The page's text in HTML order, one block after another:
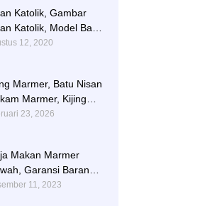
Katolik, Gambar
Katolik, Model Batu
Kristen Terbaru
12, 2020
Marmer, Batu Nisan
Marmer, Kijing
Marmer Kaligrafi
23, 2026
Makan Marmer
Garansi Barang
Sampai Tempat
11, 2023